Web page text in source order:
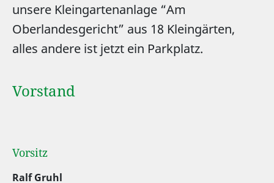
unsere Kleingartenanlage “Am
Oberlandesgericht” aus 18 Kleingärten,
alles andere ist jetzt ein Parkplatz.
Vorstand
Vorsitz
Ralf Gruhl